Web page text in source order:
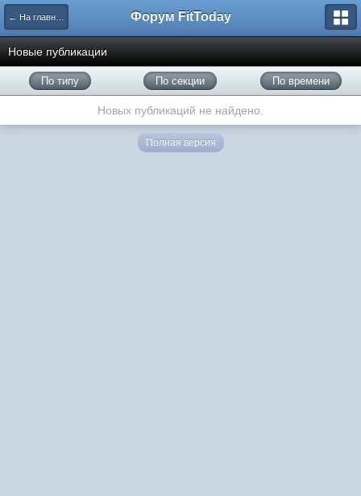
← На главную Форум FitToday
Новые публикации
По типу По секции По времени
Новых публикаций не найдено.
Полная версия